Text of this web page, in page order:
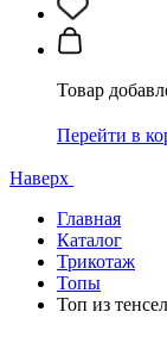
Товар
Перейти в
Наверх
Главная
Каталог
Трикотаж
Топы
Топ из